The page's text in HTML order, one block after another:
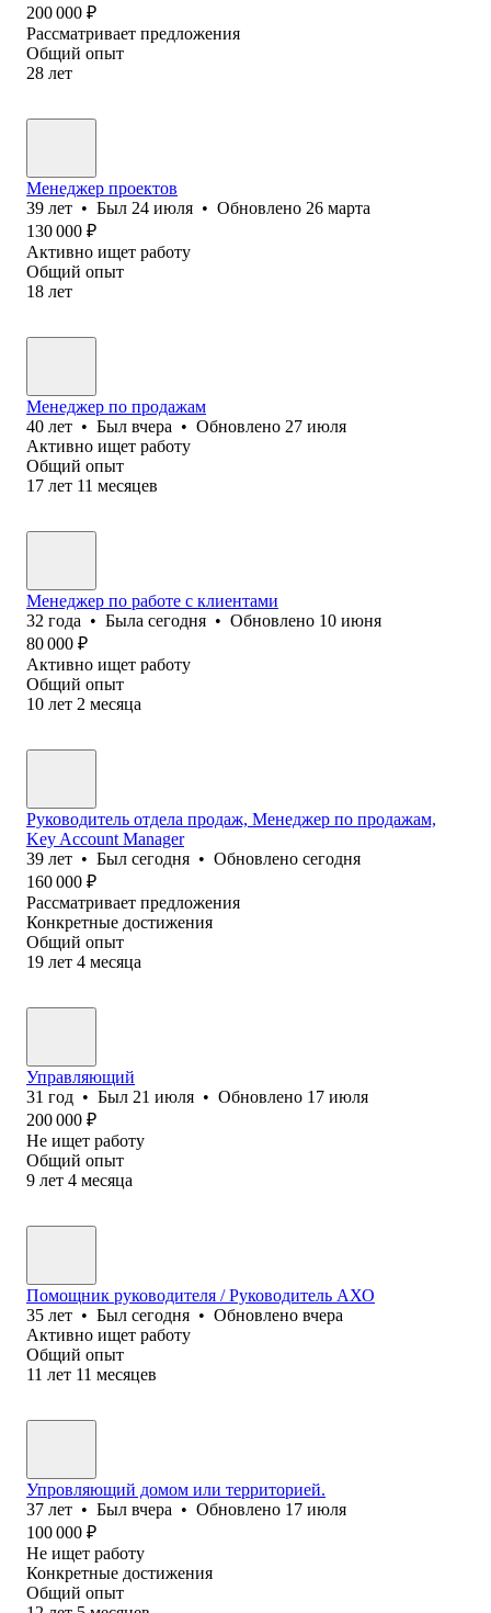
200 000 ₽
Рассматривает предложения
Общий опыт
28 лет
Менеджер проектов
39 лет • Был 24 июля • Обновлено 26 марта
130 000 ₽
Активно ищет работу
Общий опыт
18 лет
Менеджер по продажам
40 лет • Был вчера • Обновлено 27 июля
Активно ищет работу
Общий опыт
17 лет 11 месяцев
Менеджер по работе с клиентами
32 года • Была сегодня • Обновлено 10 июня
80 000 ₽
Активно ищет работу
Общий опыт
10 лет 2 месяца
Руководитель отдела продаж, Менеджер по продажам,
Key Account Manager
39 лет • Был сегодня • Обновлено сегодня
160 000 ₽
Рассматривает предложения
Конкретные достижения
Общий опыт
19 лет 4 месяца
Управляющий
31 год • Был 21 июля • Обновлено 17 июля
200 000 ₽
Не ищет работу
Общий опыт
9 лет 4 месяца
Помощник руководителя / Руководитель АХО
35 лет • Был сегодня • Обновлено вчера
Активно ищет работу
Общий опыт
11 лет 11 месяцев
Упровляющий домом или территорией.
37 лет • Был вчера • Обновлено 17 июля
100 000 ₽
Не ищет работу
Конкретные достижения
Общий опыт